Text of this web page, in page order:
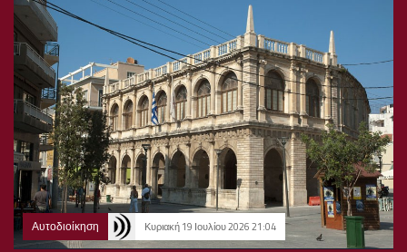
Αυτοδιοίκηση Κυριακή 19 Ιουλίου 2026 21:04